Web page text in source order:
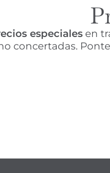
especiales en
concertadas.